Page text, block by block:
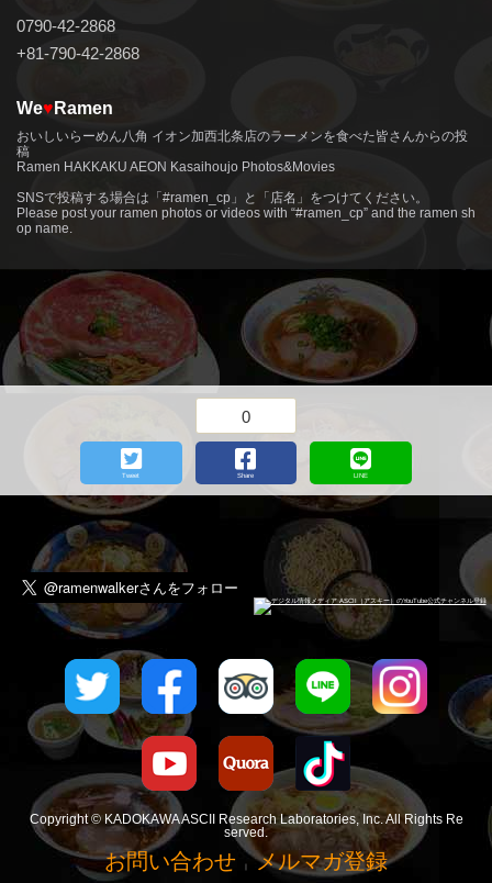
0790-42-2868
+81-790-42-2868
We♥ Ramen
おいしいらーめん八角 イオン加西北条店のラーメンを食べた皆さんからの投
稿
Ramen HAKKAKU AEON Kasaihoujo Photos&Movies
SNSで投稿する場合は「#ramen_cp」と「店名」をつけてください。
Please post your ramen photos or videos with “#ramen_cp” and the ramen sh
op name.
more
Tweet
0
Share LINE
Copyright © KADOKAWA ASCII Research Laboratories, Inc. All Rights Re
served.
お問い合わせ ｜ メルマガ登録